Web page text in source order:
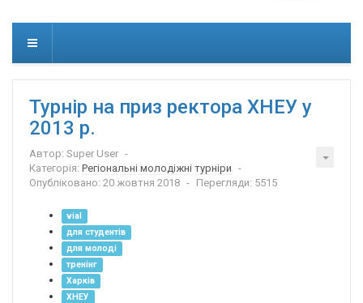
Турнір на приз ректора ХНЕУ у
2013 р.
Автор: Super User
Категорія: Регіональні молодіжні турніри
Опубліковано: 20 жовтня 2018
Перегляди: 5515
vial
для студентів
для молоді
тренінг
Харків
ХНЕУ